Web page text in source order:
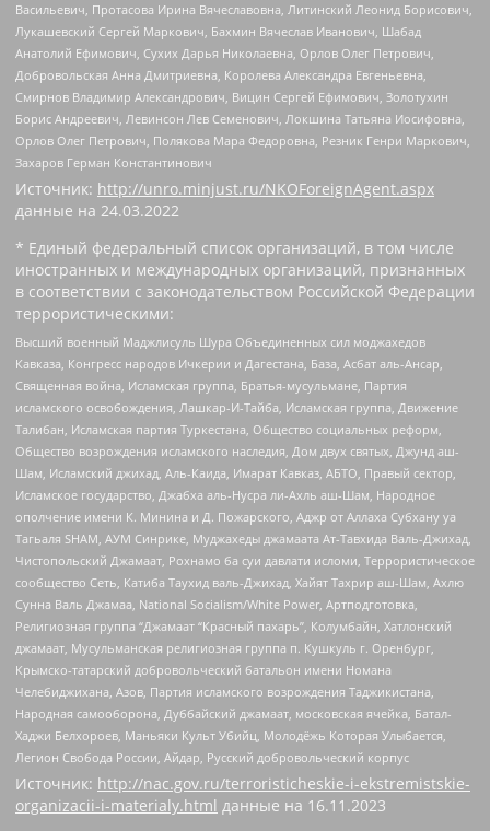
Васильевич, Протасова Ирина Вячеславовна, Литинский Леонид Борисович,
Лукашевский Сергей Маркович, Бахмин Вячеслав Иванович, Шабад
Анатолий Ефимович, Сухих Дарья Николаевна, Орлов Олег Петрович,
Добровольская Анна Дмитриевна, Королева Александра Евгеньевна,
Смирнов Владимир Александрович, Вицин Сергей Ефимович, Золотухин
Борис Андреевич, Левинсон Лев Семенович, Локшина Татьяна Иосифовна,
Орлов Олег Петрович, Полякова Мара Федоровна, Резник Генри Маркович,
Захаров Герман Константинович
Источник: http://unro.minjust.ru/NKOForeignAgent.aspx
данные на 24.03.2022
* Единый федеральный список организаций, в том числе
иностранных и международных организаций, признанных
в соответствии с законодательством Российской Федерации
террористическими:
Высший военный Маджлисуль Шура Объединенных сил моджахедов
Кавказа, Конгресс народов Ичкерии и Дагестана, База, Асбат аль-Ансар,
Священная война, Исламская группа, Братья-мусульмане, Партия
исламского освобождения, Лашкар-И-Тайба, Исламская группа, Движение
Талибан, Исламская партия Туркестана, Общество социальных реформ,
Общество возрождения исламского наследия, Дом двух святых, Джунд аш-
Шам, Исламский джихад, Аль-Каида, Имарат Кавказ, АБТО, Правый сектор,
Исламское государство, Джабха аль-Нусра ли-Ахль аш-Шам, Народное
ополчение имени К. Минина и Д. Пожарского, Аджр от Аллаха Субхану уа
Тагьаля SHAM, АУМ Синрике, Муджахеды джамаата Ат-Тавхида Валь-Джихад,
Чистопольский Джамаат, Рохнамо ба суи давлати исломи, Террористическое
сообщество Сеть, Катиба Таухид валь-Джихад, Хайят Тахрир аш-Шам, Ахлю
Сунна Валь Джамаа, National Socialism/White Power, Артподготовка,
Религиозная группа “Джамаат “Красный пахарь”, Колумбайн, Хатлонский
джамаат, Мусульманская религиозная группа п. Кушкуль г. Оренбург,
Крымско-татарский добровольческий батальон имени Номана
Челебиджихана, Азов, Партия исламского возрождения Таджикистана,
Народная самооборона, Дуббайский джамаат, московская ячейка, Батал-
Хаджи Белхороев, Маньяки Культ Убийц, Молодёжь Которая Улыбается,
Легион Свобода России, Айдар, Русский добровольческий корпус
Источник: http://nac.gov.ru/terroristicheskie-i-ekstremistskie-
organizacii-i-materialy.html данные на 16.11.2023